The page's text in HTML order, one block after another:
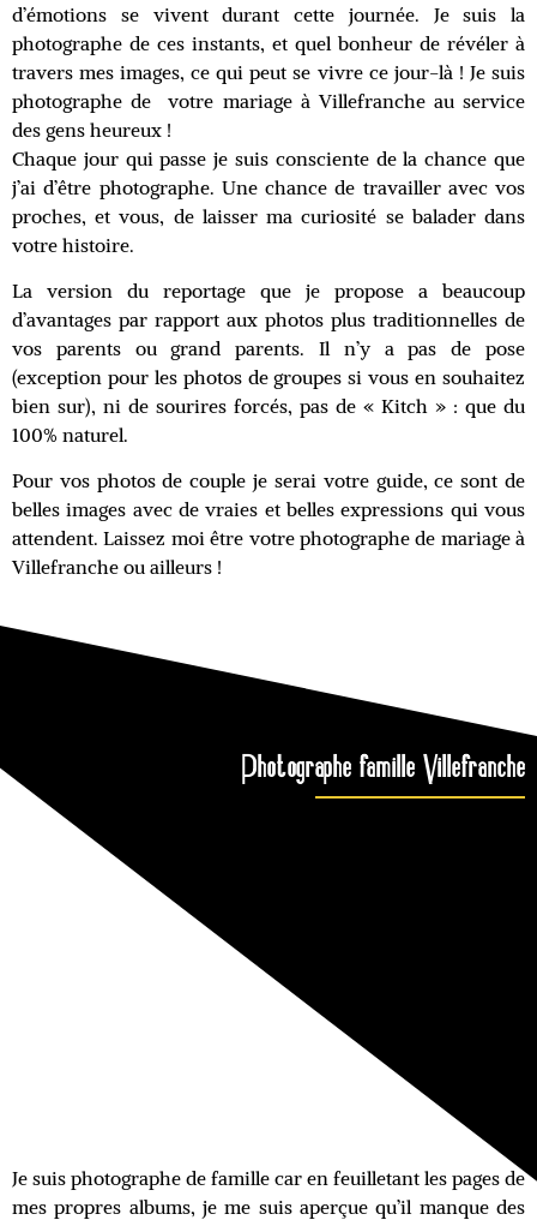
d’émotions se vivent durant cette journée. Je suis la
photographe de ces instants, et quel bonheur de révéler à
travers mes images, ce qui peut se vivre ce jour-là ! Je suis
photographe de votre mariage à Villefranche au service
des gens heureux !
Chaque jour qui passe je suis consciente de la chance que
j’ai d’être photographe. Une chance de travailler avec vos
proches, et vous, de laisser ma curiosité se balader dans
votre histoire.
La version du reportage que je propose a beaucoup
d’avantages par rapport aux photos plus traditionnelles de
vos parents ou grand parents. Il n’y a pas de pose
(exception pour les photos de groupes si vous en souhaitez
bien sur), ni de sourires forcés, pas de « Kitch » : que du
100% naturel.
Pour vos photos de couple je serai votre guide, ce sont de
belles images avec de vraies et belles expressions qui vous
attendent. Laissez moi être votre photographe de mariage à
Villefranche ou ailleurs !
Photographe famille Villefranche
Je suis photographe de famille car en feuilletant les pages de
mes propres albums, je me suis aperçue qu’il manque des